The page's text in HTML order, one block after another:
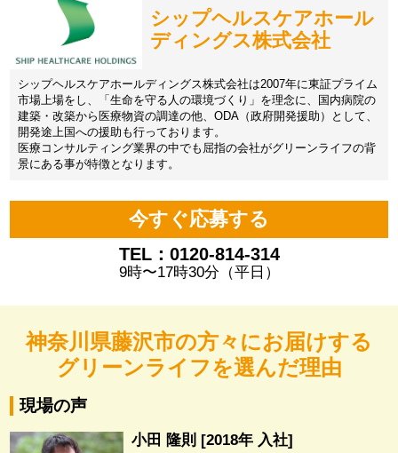
シップヘルスケアホール
ディングス株式会社
シップヘルスケアホールディングス株式会社は2007年に東証プライム
市場上場をし、「生命を守る人の環境づくり」を理念に、国内病院の
建築・改築から医療物資の調達の他、ODA（政府開発援助）として、
開発途上国への援助も行っております。
医療コンサルティング業界の中でも屈指の会社がグリーンライフの背
景にある事が特徴となります。
今すぐ応募する
TEL：0120-814-314
9時〜17時30分（平日）
神奈川県藤沢市の方々にお届けする
グリーンライフを選んだ理由
現場の声
小田 隆則 [2018年 入社]